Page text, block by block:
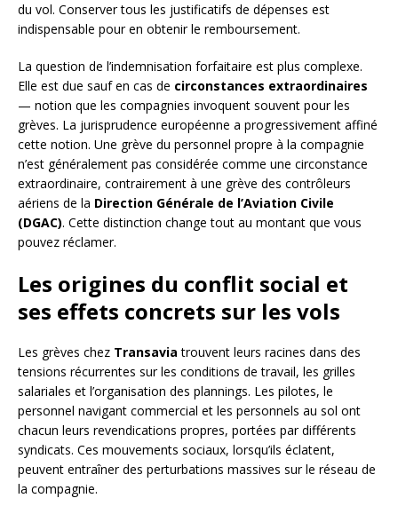
du vol. Conserver tous les justificatifs de dépenses est
indispensable pour en obtenir le remboursement.
La question de l’indemnisation forfaitaire est plus complexe.
Elle est due sauf en cas de circonstances extraordinaires
— notion que les compagnies invoquent souvent pour les
grèves. La jurisprudence européenne a progressivement affiné
cette notion. Une grève du personnel propre à la compagnie
n’est généralement pas considérée comme une circonstance
extraordinaire, contrairement à une grève des contrôleurs
aériens de la Direction Générale de l’Aviation Civile
(DGAC). Cette distinction change tout au montant que vous
pouvez réclamer.
Les origines du conflit social et
ses effets concrets sur les vols
Les grèves chez Transavia trouvent leurs racines dans des
tensions récurrentes sur les conditions de travail, les grilles
salariales et l’organisation des plannings. Les pilotes, le
personnel navigant commercial et les personnels au sol ont
chacun leurs revendications propres, portées par différents
syndicats. Ces mouvements sociaux, lorsqu’ils éclatent,
peuvent entraîner des perturbations massives sur le réseau de
la compagnie.